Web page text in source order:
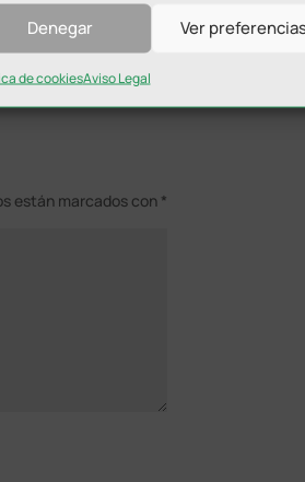
Denegar Ver
de cookiesAviso Legal
están marcados con *